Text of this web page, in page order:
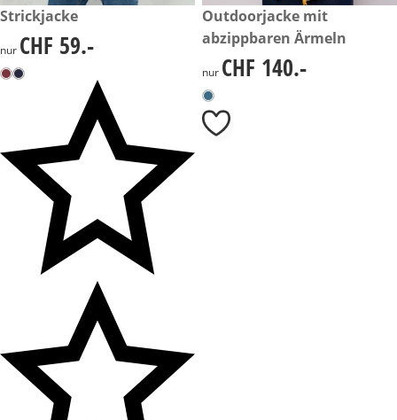
CHF 59.-
Strickjacke
CHF 59.-
nur CHF 59.-
CHF 140.-
Outdoorjacke mit
abzippbaren Ärmeln
CHF 140.-
nur CHF 140.-